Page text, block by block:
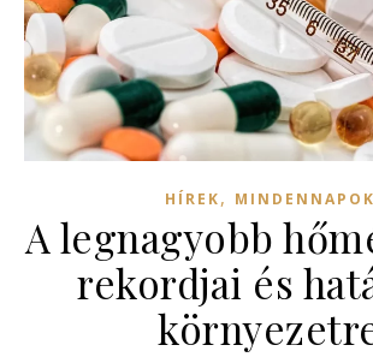
HÍREK, MINDENNAPOK
A legnagyobb
rekordjai és